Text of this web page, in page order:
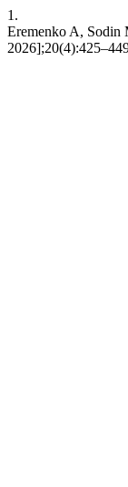
1.
Eremenko A, Sodin